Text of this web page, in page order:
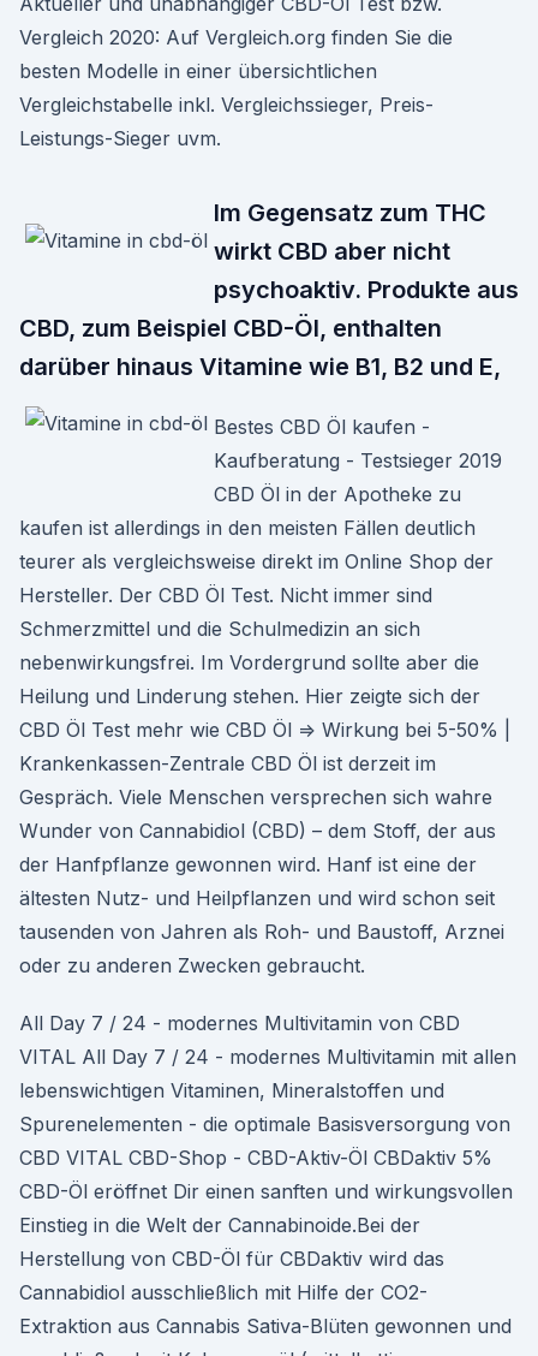
Vergleich 2020: Auf Vergleich.org finden Sie die
besten Modelle in einer übersichtlichen
Vergleichstabelle inkl. Vergleichssieger, Preis-
Leistungs-Sieger uvm.
Im Gegensatz zum THC
wirkt CBD aber nicht
psychoaktiv. Produkte aus
CBD, zum Beispiel CBD-Öl, enthalten
darüber hinaus Vitamine wie B1, B2 und E,
Bestes CBD Öl kaufen -
Kaufberatung - Testsieger 2019
CBD Öl in der Apotheke zu
kaufen ist allerdings in den meisten Fällen deutlich
teurer als vergleichsweise direkt im Online Shop der
Hersteller. Der CBD Öl Test. Nicht immer sind
Schmerzmittel und die Schulmedizin an sich
nebenwirkungsfrei. Im Vordergrund sollte aber die
Heilung und Linderung stehen. Hier zeigte sich der
CBD Öl Test mehr wie CBD Öl ⇒ Wirkung bei 5-50% |
Krankenkassen-Zentrale CBD Öl ist derzeit im
Gespräch. Viele Menschen versprechen sich wahre
Wunder von Cannabidiol (CBD) – dem Stoff, der aus
der Hanfpflanze gewon­nen wird. Hanf ist eine der
ältesten Nutz- und Heilpflanzen und wird schon seit
tausenden von Jahren als Roh- und Baustoff, Arznei
oder zu anderen Zwecken gebraucht.
All Day 7 / 24 - modernes Multivitamin von CBD
VITAL All Day 7 / 24 - modernes Multivitamin mit allen
lebenswichtigen Vitaminen, Mineralstoffen und
Spurenelementen - die optimale Basisversorgung von
CBD VITAL CBD-Shop - CBD-Aktiv-Öl CBDaktiv 5%
CBD-Öl eröffnet Dir einen sanften und wirkungsvollen
Einstieg in die Welt der Cannabinoide.Bei der
Herstellung von CBD-Öl für CBDaktiv wird das
Cannabidiol ausschließlich mit Hilfe der CO2-
Extraktion aus Cannabis Sativa-Blüten gewonnen und